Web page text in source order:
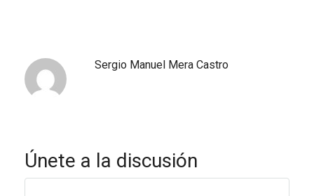
Sergio Manuel Mera Castro
Únete a la discusión